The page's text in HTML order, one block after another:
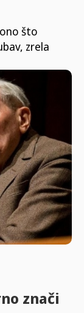
što
zrela
znači